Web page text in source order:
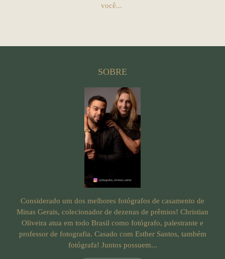
você...
SOBRE
Considerado um dos melhores fotógrafos de casamento de
Minas Gerais, colecionador de dezenas de prêmios! Christian
Oliveira atua em todo Brasil como fotógrafo, palestrante e
professor de fotografia. Casado com Esther Santos, também
fotógrafa! Juntos possuem...